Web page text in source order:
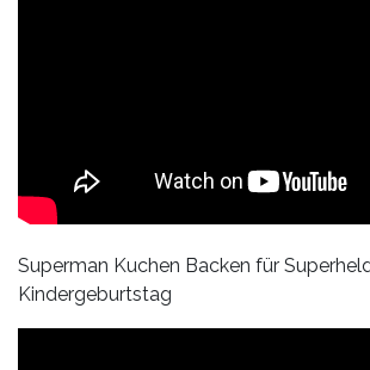
Superman Kuchen Backen für
Kindergeburtstag